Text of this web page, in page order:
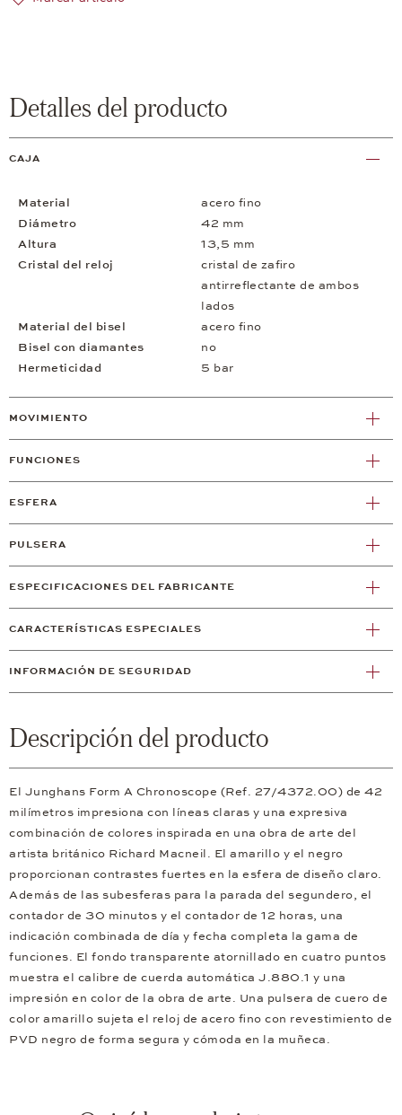
Detalles del producto
CAJA
Material
acero fino
Diámetro
42 mm
Altura
13,5 mm
Cristal del reloj
cristal de zafiro
antirreflectante de ambos
lados
Material del bisel
acero fino
Bisel con diamantes
no
Hermeticidad
5 bar
MOVIMIENTO
FUNCIONES
ESFERA
PULSERA
ESPECIFICACIONES DEL FABRICANTE
CARACTERÍSTICAS ESPECIALES
INFORMACIÓN DE SEGURIDAD
Descripción del producto
El Junghans Form A Chronoscope (Ref. 27/4372.00) de 42
milímetros impresiona con líneas claras y una expresiva
combinación de colores inspirada en una obra de arte del
artista británico Richard Macneil. El amarillo y el negro
proporcionan contrastes fuertes en la esfera de diseño claro.
Además de las subesferas para la parada del segundero, el
contador de 30 minutos y el contador de 12 horas, una
indicación combinada de día y fecha completa la gama de
funciones. El fondo transparente atornillado en cuatro puntos
muestra el calibre de cuerda automática J.880.1 y una
impresión en color de la obra de arte. Una pulsera de cuero de
color amarillo sujeta el reloj de acero fino con revestimiento de
PVD negro de forma segura y cómoda en la muñeca.